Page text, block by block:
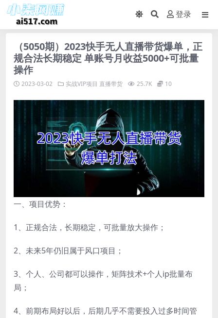
登录
（5050期）2023快手无人直播带货爆单，正
规合法长期稳定 单账号月收益5000+可批量
操作
2023-03-02 实战VIP项目 直播带货 25.7K 10
一、项目优势：
1、正规合法，长期稳定，可批量放大操作；
2、未来5年仍旧属于风口项目；
3、个人、公司都可以操作，矩阵技术+个人ip批量布
局；
4、前期布局好以后，后期几乎不需要投入过多时间管